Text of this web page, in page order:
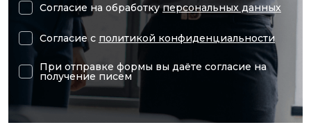
Согласие на обработкуперсональных данных
Согласие с политикой конфиденциальности
При отправке формы вы даёте согласие на
получение писем